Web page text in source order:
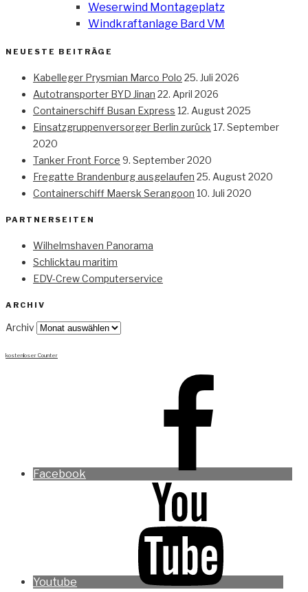
Weserwind Montageplatz
Windkraftanlage Bard VM
NEUESTE BEITRÄGE
Kabelleger Prysmian Marco Polo 25. Juli 2026
Autotransporter BYD Jinan 22. April 2026
Containerschiff Busan Express 12. August 2025
Einsatzgruppenversorger Berlin zurück 17. September
2020
Tanker Front Force 9. September 2020
Fregatte Brandenburg ausgelaufen 25. August 2020
Containerschiff Maersk Serangoon 10. Juli 2020
PARTNERSEITEN
Wilhelmshaven Panorama
Schlicktau maritim
EDV-Crew Computerservice
ARCHIV
Archiv
kostenloser Counter
Facebook
Youtube